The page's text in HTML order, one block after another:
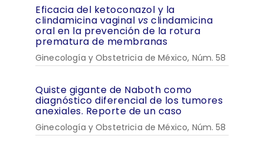
Eficacia del ketoconazol y la
clindamicina vaginal vs clindamicina
oral en la prevención de la rotura
prematura de membranas
Ginecología y Obstetricia de México, Núm. 58
Quiste gigante de Naboth como
diagnóstico diferencial de los tumores
anexiales. Reporte de un caso
Ginecología y Obstetricia de México, Núm. 58